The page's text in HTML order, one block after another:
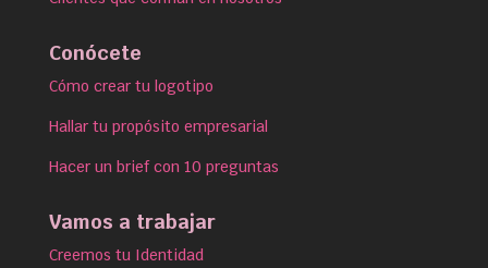
Conócete
Cómo crear tu logotipo
Hallar tu propósito empresarial
Hacer un brief con 10 preguntas
Vamos a trabajar
Creemos tu Identidad